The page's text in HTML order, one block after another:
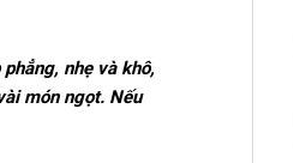
nhẹ và khô,
món ngọt. Nếu